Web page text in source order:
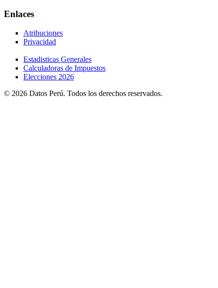
Enlaces
Atribuciones
Privacidad
Estadisticas Generales
Calculadoras de Impuestos
Elecciones 2026
© 2026 Datos Perú. Todos los derechos reservados.